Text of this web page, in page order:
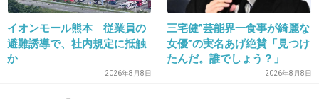
2015/02/19(木) 21:49:13
イオンモール熊本 従業員の
避難誘導で、社内規定に抵触
か
2026年8月8日
三宅健”芸能界一食事が綺麗な
女優”の実名あげ絶賛「見つけ
たんだ。誰でしょう？」
2026年8月8日